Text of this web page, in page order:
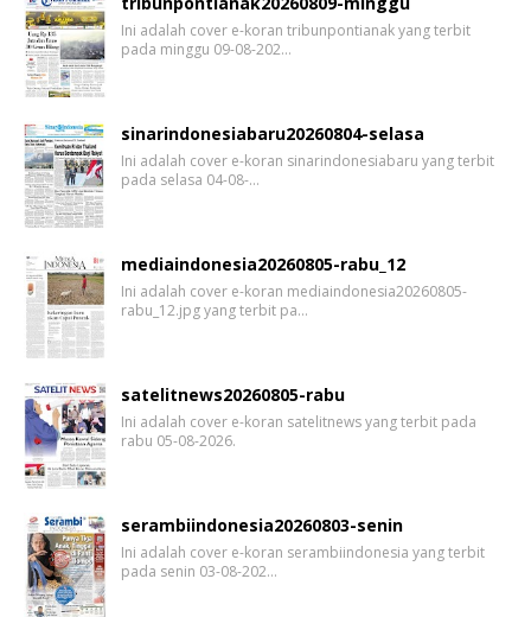
Ini adalah cover e-koran tribunpontianak yang terbit
pada minggu 09-08-202…
sinarindonesiabaru20260804-selasa
Ini adalah cover e-koran sinarindonesiabaru yang terbit
pada selasa 04-08-…
mediaindonesia20260805-rabu_12
Ini adalah cover e-koran mediaindonesia20260805-
rabu_12.jpg yang terbit pa…
satelitnews20260805-rabu
Ini adalah cover e-koran satelitnews yang terbit pada
rabu 05-08-2026.
serambiindonesia20260803-senin
Ini adalah cover e-koran serambiindonesia yang terbit
pada senin 03-08-202…